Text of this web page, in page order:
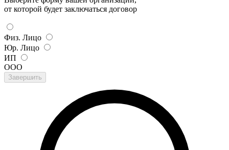
от которой будет заключаться договор
Физ. Лицо
Юр. Лицо
ИП
ООО
Завершить